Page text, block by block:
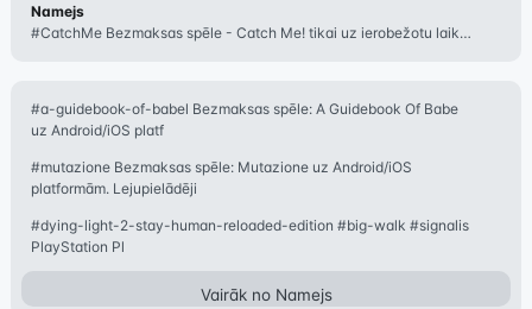
Namejs
#CatchMe Bezmaksas spēle - Catch Me! tikai uz ierobežotu laiku: Get Catch Me.j
#a-guidebook-of-babel Bezmaksas spēle: A Guidebook Of Babe
uz Android/iOS platf
#mutazione Bezmaksas spēle: Mutazione uz Android/iOS
platformām. Lejupielādēji
#dying-light-2-stay-human-reloaded-edition #big-walk #signalis
PlayStation Pl
Vairāk no Namejs